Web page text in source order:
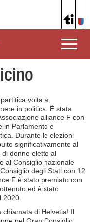
Toggle
volta a
in politica. È stata
alliance F con
in Parlamento e
Durante le elezioni
significativamente al
di donne elette al
al Consiglio nazionale
degli Stati con 12
F è stato premiato con
ed è stato
2020.
chiamata di Helvetia! Il